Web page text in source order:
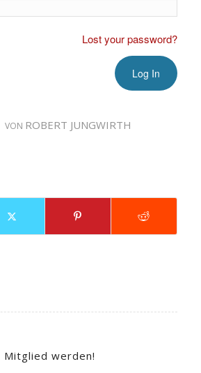
Lost your password?
VON ROBERT JUNGWIRTH
Mitglied werden!